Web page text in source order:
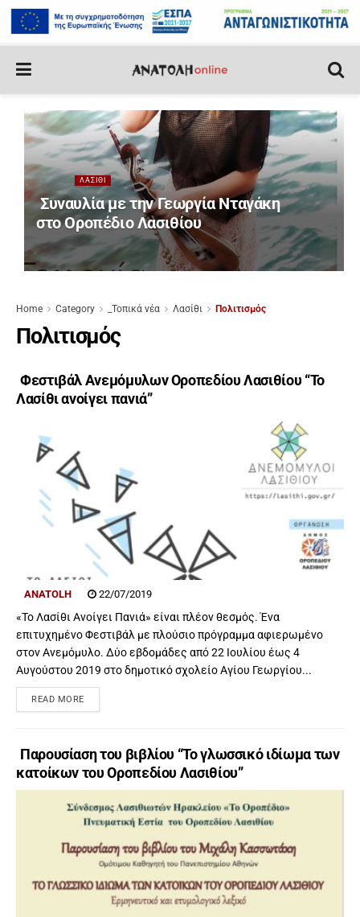
ΛΑΣΊΘΙ
Συναυλία με την Γεωργία Νταγάκη
στο Οροπέδιο Λασιθίου
Home Category _Τοπικά νέα Λασίθι Πολιτισμός
Πολιτισμός
Φεστιβάλ Ανεμόμυλων Οροπεδίου Λασιθίου “Το
Λασίθι ανοίγει πανιά”
ANATOLH 22/07/2019
«Το Λασίθι Ανοίγει Πανιά» είναι πλέον θεσμός. Ένα
επιτυχημένο Φεστιβάλ με πλούσιο πρόγραμμα αφιερωμένο
στον Ανεμόμυλο. Δύο εβδομάδες από 22 Ιουλίου έως 4
Αυγούστου 2019 στο δημοτικό σχολείο Αγίου Γεωργίου...
READ MORE
Παρουσίαση του βιβλίου “Το γλωσσικό ιδίωμα των
κατοίκων του Οροπεδίου Λασιθίου”